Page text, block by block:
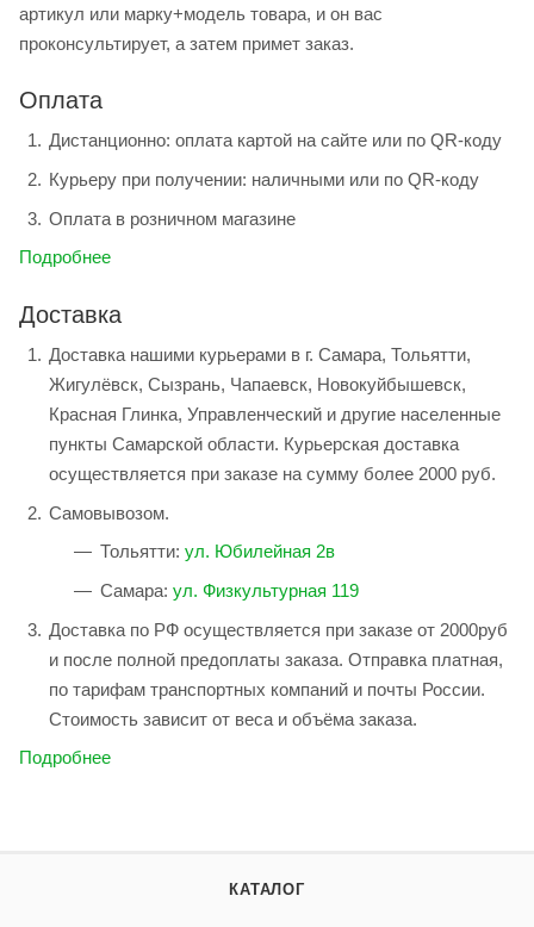
артикул или марку+модель товара, и он вас
проконсультирует, а затем примет заказ.
Оплата
Дистанционно: оплата картой на сайте или по QR-коду
Курьеру при получении: наличными или по QR-коду
Оплата в розничном магазине
Подробнее
Доставка
Доставка нашими курьерами в г. Самара, Тольятти,
Жигулёвск, Сызрань, Чапаевск, Новокуйбышевск,
Красная Глинка, Управленческий и другие населенные
пункты Самарской области. Курьерская доставка
осуществляется при заказе на сумму более 2000 руб.
Самовывозом.
Тольятти: ул. Юбилейная 2в
Самара: ул. Физкультурная 119
Доставка по РФ осуществляется при заказе от 2000руб
и после полной предоплаты заказа. Отправка платная,
по тарифам транспортных компаний и почты России.
Стоимость зависит от веса и объёма заказа.
Подробнее
КАТАЛОГ